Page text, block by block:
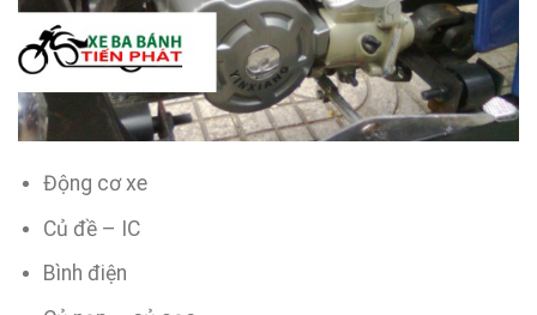
Động cơ xe
Củ đề – IC
Bình điện